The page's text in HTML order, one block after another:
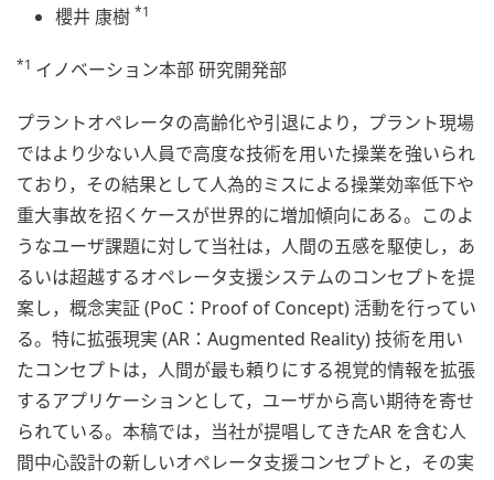
櫻井 康樹 *1
*1 イノベーション本部 研究開発部
プラントオペレータの高齢化や引退により，プラント現場
ではより少ない人員で高度な技術を用いた操業を強いられ
ており，その結果として人為的ミスによる操業効率低下や
重大事故を招くケースが世界的に増加傾向にある。このよ
うなユーザ課題に対して当社は，人間の五感を駆使し，あ
るいは超越するオペレータ支援システムのコンセプトを提
案し，概念実証 (PoC：Proof of Concept) 活動を行ってい
る。特に拡張現実 (AR：Augmented Reality) 技術を用い
たコンセプトは，人間が最も頼りにする視覚的情報を拡張
するアプリケーションとして，ユーザから高い期待を寄せ
られている。本稿では，当社が提唱してきたAR を含む人
間中心設計の新しいオペレータ支援コンセプトと，その実